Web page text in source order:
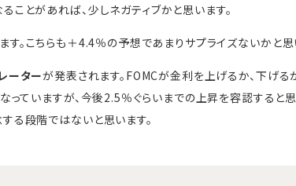
ことがあれば、少しネガティブかと思います。
す。こちらも＋4.4％の予想であまりサプライズないかと思
ーターが発表されます。FOMCが金利を上げるか、下げ
っていますが、今後2.5％ぐらいまでの上昇を容認すると
る段階ではないと思います。